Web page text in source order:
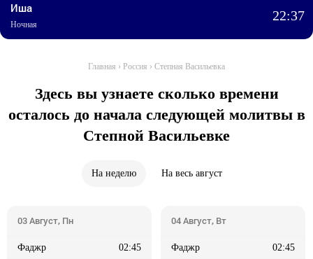
Иша
Ночная
22:37
Главная › Россия › Степная Васильевка
Здесь вы узнаете сколько времени
осталось до начала следующей молитвы в
Степной Васильевке
На неделю На весь август
02:45 02:45